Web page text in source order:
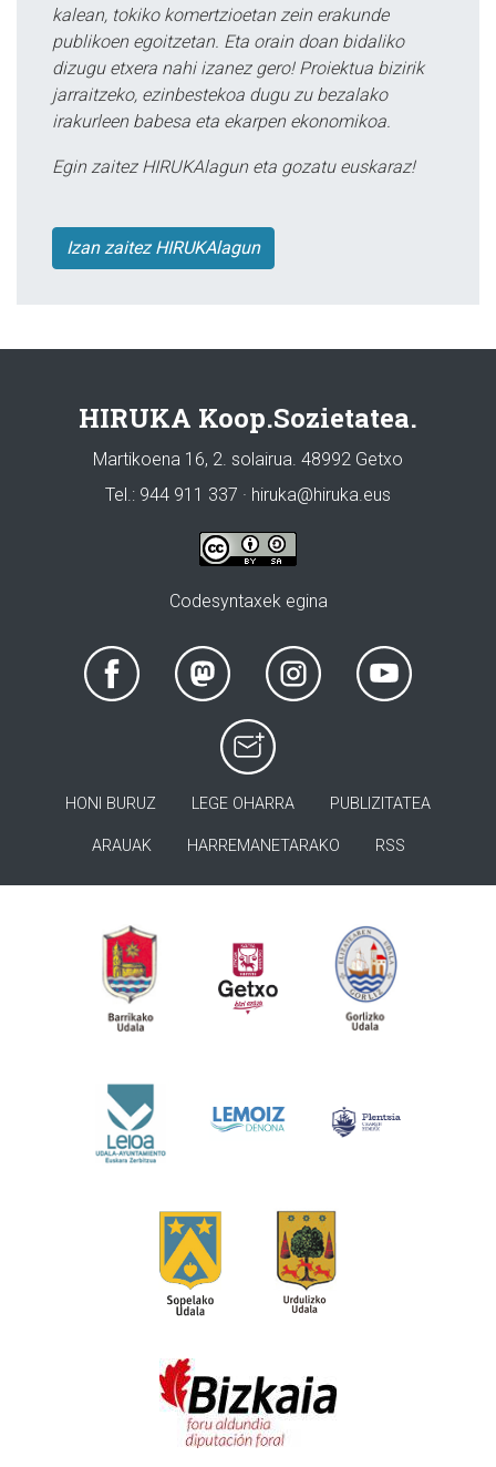
kalean, tokiko komertzioetan zein erakunde
publikoen egoitzetan. Eta orain doan bidaliko
dizugu etxera nahi izanez gero! Proiektua bizirik
jarraitzeko, ezinbestekoa dugu zu bezalako
irakurleen babesa eta ekarpen ekonomikoa.
Egin zaitez HIRUKAlagun eta gozatu euskaraz!
Izan zaitez HIRUKAlagun
HIRUKA Koop.Sozietatea.
Martikoena 16, 2. solairua. 48992 Getxo
Tel.: 944 911 337 · hiruka@hiruka.eus
Codesyntaxek egina
HONI BURUZ LEGE OHARRA PUBLIZITATEA
ARAUAK HARREMANETARAKO RSS